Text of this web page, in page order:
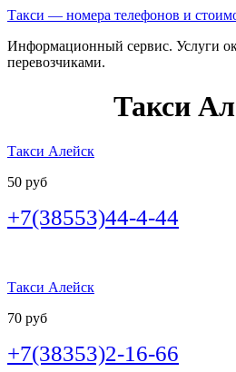
Такси — номера телефонов и
Информационный сервис. Услуги
перевозчиками.
Такси
Такси Алейск
50 руб
+7(38553)44-4-44
Такси Алейск
70 руб
+7(38353)2-16-66